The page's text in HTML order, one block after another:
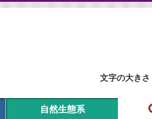
文字の大きさ
自然生態系